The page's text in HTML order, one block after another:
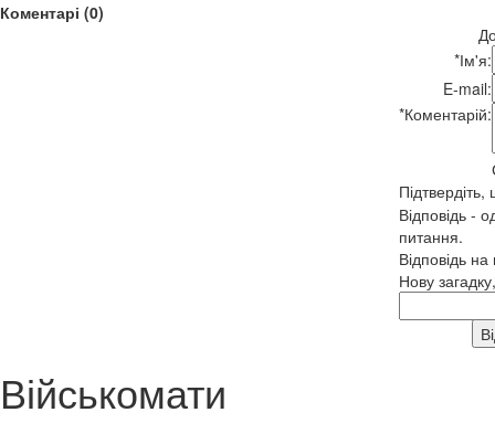
Коментарі (0)
*Ім'я:
E-mail:
*Коментарій:
Відповідь -
питання.
Відповідь
Нову
Військомати